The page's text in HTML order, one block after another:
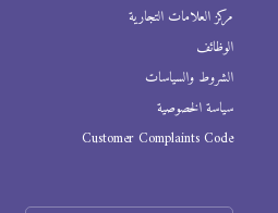
مركز العلامات التجارية
الوظائف
الشروط والسياسات
سياسة الخصوصية
Customer Complaints Code